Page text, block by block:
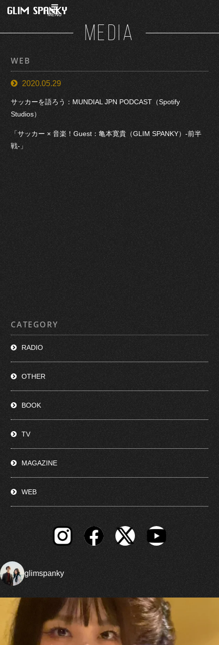
MENU
MEDIA
WEB
2020.05.29
サッカーを語ろう：MUNDIAL JPN PODCAST（Spotify
Studios）
「サッカー × 音楽！Guest：亀本寛貴（GLIM SPANKY）-前半
戦-」
CATEGORY
RADIO
OTHER
BOOK
TV
MAGAZINE
WEB
glimspanky